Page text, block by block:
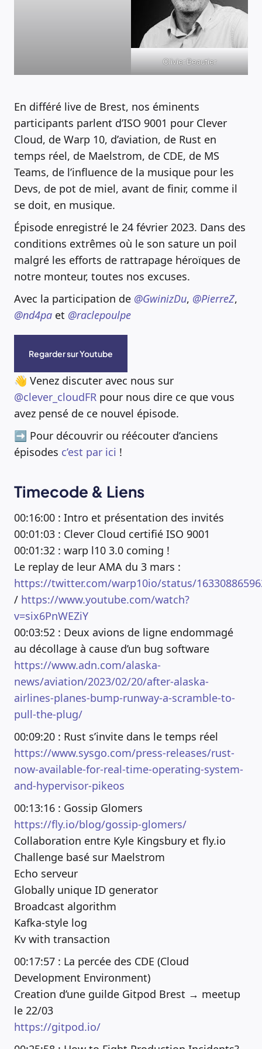
Olivier Beautier
En différé live de Brest, nos éminents
participants parlent d’ISO 9001 pour Clever
Cloud, de Warp 10, d’aviation, de Rust en
temps réel, de Maelstrom, de CDE, de MS
Teams, de l’influence de la musique pour les
Devs, de pot de miel, avant de finir, comme il
se doit, en musique.
Épisode enregistré le 24 février 2023. Dans des
conditions extrêmes où le son sature un poil
malgré les efforts de rattrapage héroïques de
notre monteur, toutes nos excuses.
Avec la participation de @GwinizDu, @PierreZ,
@nd4pa et @raclepoulpe
Regarder sur Youtube
👋 Venez discuter avec nous sur
@clever_cloudFR pour nous dire ce que vous
avez pensé de ce nouvel épisode.
➡️ Pour découvrir ou réécouter d’anciens
épisodes c’est par ici !
Timecode & Liens
00:16:00 : Intro et présentation des invités
00:01:03 : Clever Cloud certifié ISO 9001
00:01:32 : warp l10 3.0 coming !
Le replay de leur AMA du 3 mars :
https://twitter.com/warp10io/status/
/ https://www.youtube.com/watch?
v=six6PnWEZiY
00:03:52 : Deux avions de ligne endommagé
au décollage à cause d’un bug software
https://www.adn.com/alaska-
news/aviation/2023/02/20/after-alaska-
airlines-planes-bump-runway-a-scramble-to-
pull-the-plug/
00:09:20 : Rust s’invite dans le temps réel
https://www.sysgo.com/press-releases/rust-
now-available-for-real-time-operating-system-
and-hypervisor-pikeos
00:13:16 : Gossip Glomers
https://fly.io/blog/gossip-glomers/
Collaboration entre Kyle Kingsbury et fly.io
Challenge basé sur Maelstrom
Echo serveur
Globally unique ID generator
Broadcast algorithm
Kafka-style log
Kv with transaction
00:17:57 : La percée des CDE (Cloud
Development Environment)
Creation d’une guilde Gitpod Brest → meetup
le 22/03
https://gitpod.io/